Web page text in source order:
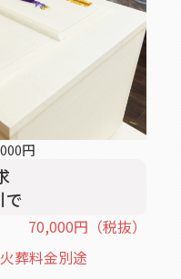
円
で
70,000円 （税抜）
葬料金別途